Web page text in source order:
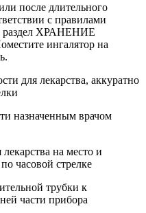
после длительного
с правилами
ХРАНЕНИЕ
ингалятор на
для лекарства, аккуратно
назначенным врачом
на место и
часовой стрелке
трубки к
части прибора